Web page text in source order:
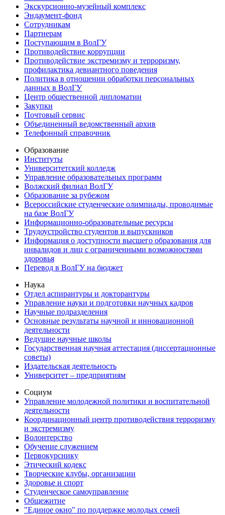
Экскурсионно-музейный комплекс
Эндаумент-фонд
Сотрудникам
Партнерам
Поступающим в ВолГУ
Противодействие коррупции
Противодействие экстремизму и терроризму,
профилактика девиантного поведения
Политика в отношении обработки персональных
данных в ВолГУ
Центр общественной дипломатии
Закупки
Почтовый сервис
Объединенный ведомственный архив
Телефонный справочник
Образование
Институты
Университетский колледж
Управление образовательных программ
Волжский филиал ВолГУ
Образование за рубежом
Всероссийские студенческие олимпиады, проводимые
на базе ВолГУ
Информационно-образовательные ресурсы
Трудоустройство студентов и выпускников
Информация о доступности высшего образования для
инвалидов и лиц с ограниченными возможностями
здоровья
Перевод в ВолГУ на бюджет
Наука
Отдел аспирантуры и докторантуры
Управление науки и подготовки научных кадров
Научные подразделения
Основные результаты научной и инновационной
деятельности
Ведущие научные школы
Государственная научная аттестация (диссертационные
советы)
Издательская деятельность
Университет – предприятиям
Социум
Управление молодежной политики и воспитательной
деятельности
Координационный центр противодействия терроризму
и экстремизму
Волонтерство
Обучение служением
Первокурснику
Этический кодекс
Творческие клубы, организации
Здоровье и спорт
Студенческое самоуправление
Общежитие
"Единое окно" по поддержке молодых семей